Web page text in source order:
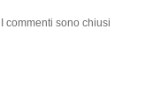
I commenti sono chiusi